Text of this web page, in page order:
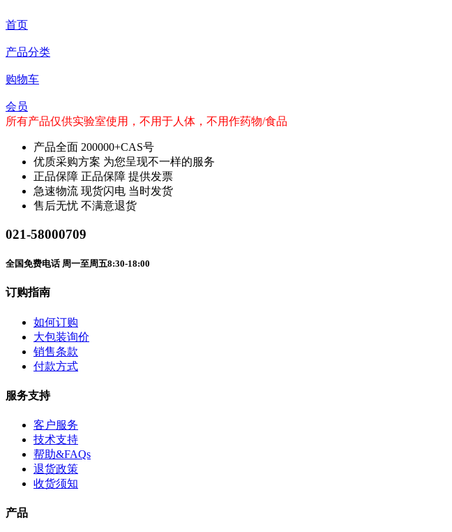
首页
产品分类
购物车
会员
所有产品仅供实验室使用，不用于人体，不用作药物/食品
产品全面 200000+CAS号
优质采购方案 为您呈现不一样的服务
正品保障 正品保障 提供发票
急速物流 现货闪电 当时发货
售后无忧 不满意退货
021-58000709
全国免费电话 周一至周五8:30-18:00
订购指南
如何订购
大包装询价
销售条款
付款方式
服务支持
客户服务
技术支持
帮助&FAQs
退货政策
收货须知
产品